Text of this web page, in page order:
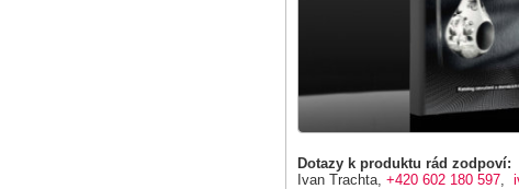
Dotazy k produktu rád zodpoví:
Ivan Trachta, +420 602 180 597,